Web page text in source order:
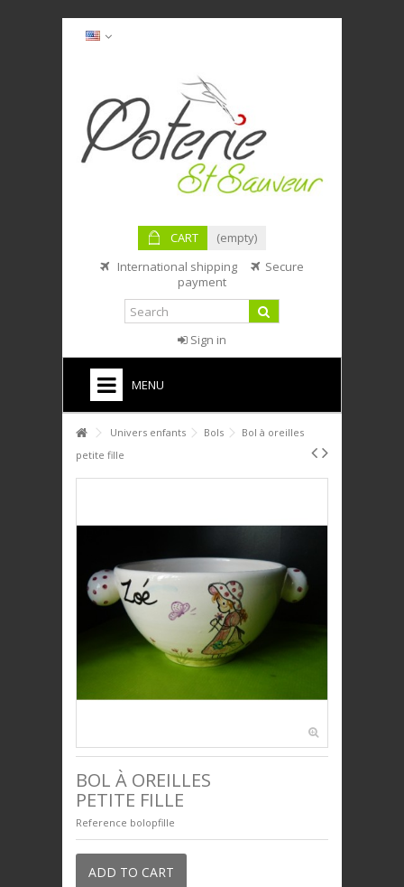
CART
(empty)
International shipping
Secure
payment
Sign in
MENU
HOME
+
PTIT DÉJ'
+
+
+
PLAQUES DÉCORATIVES
+
ANIMAUX
+
+
UNIVERS ENFANTS
PRESTIGE
Univers enfants Bols
Bol à oreilles
petite fille
BOL À OREILLES
PETITE FILLE
Reference bolopfille
ADD TO CART